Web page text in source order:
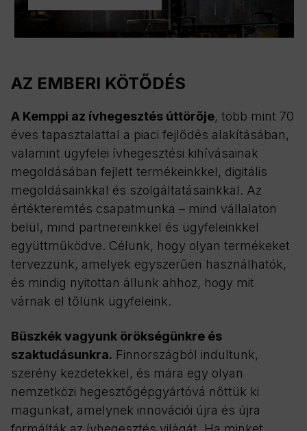
AZ EMBERI KÖTŐDÉS
A Kemppi az ívhegesztés úttörője, több mint 70
éves tapasztalattal a piaci fejlődés alakításában,
valamint ügyfelei ívhegesztési kihívásainak
megoldásában fejlett termékeinkkel, digitális
megoldásainkkal és szolgáltatásainkkal. Az
értékteremtés csapatmunka – mind vállalaton
belül, mind partnereinkkel és ügyfeleinkkel
együttműködve. Célunk, hogy olyan termékeket
tervezzünk, amelyek egyszerűen használhatók,
és mindig nyitottan állunk ahhoz, hogy mit
várnak el tőlünk ügyfeleink.
Büszkék vagyunk örökségünkre és
szaktudásunkra. Finnországból indultunk,
szerény kezdetekkel, és mára egy olyan
nemzetközi hegesztőgépgyártóvá nőttük ki
magunkat, amelynek innovációi újra és újra